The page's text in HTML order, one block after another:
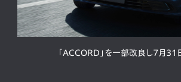
「ACCORD」を一部改良し7月31